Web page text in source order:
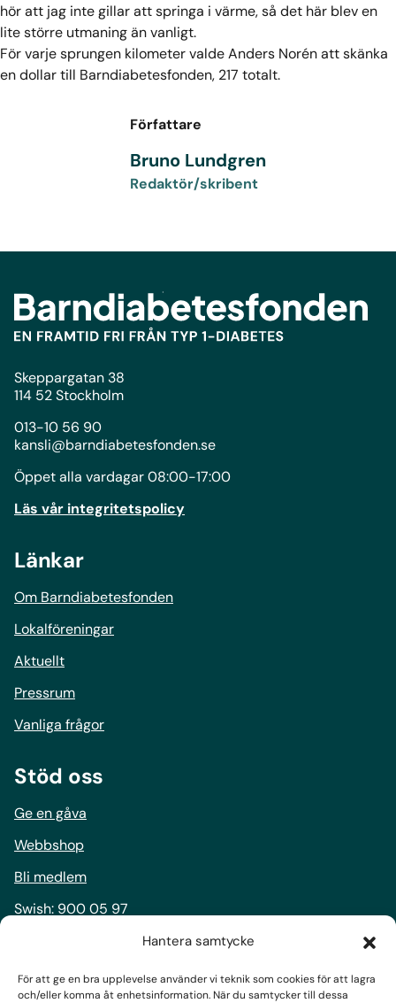
Hantera samtycke
För att ge en bra upplevelse använder vi teknik som cookies för att lagra
och/eller komma åt enhetsinformation. När du samtycker till dessa
hör att jag inte gillar att springa i värme, så det här blev en
lite större utmaning än vanligt.
För varje sprungen kilometer valde Anders Norén att skänka
en dollar till Barndia­betesfonden, 217 totalt.
Författare
Bruno Lundgren
Redaktör/skribent
Skeppargatan 38
114 52 Stockholm
013-10 56 90
kansli@barndiabetesfonden.se
Öppet alla vardagar 08:00-17:00
Läs vår integritetspolicy
Länkar
Om Barndiabetesfonden
Lokalföreningar
Aktuellt
Pressrum
Vanliga frågor
Stöd oss
Ge en gåva
Webbshop
Bli medlem
Swish: 900 05 97
900-0597
Följ oss